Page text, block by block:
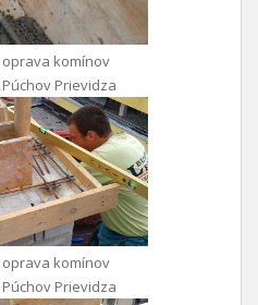
komínov
Prievidza
komínov
Prievidza